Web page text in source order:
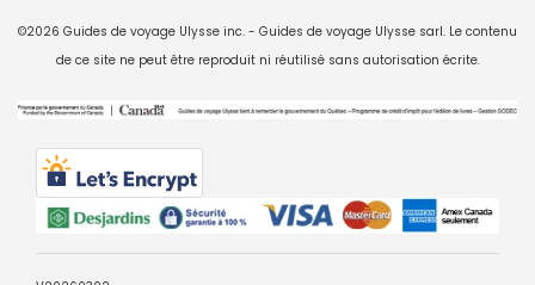
©2026 Guides de voyage Ulysse inc. - Guides de voyage Ulysse sarl. Le contenu
de ce site ne peut être reproduit ni réutilisé sans autorisation écrite.